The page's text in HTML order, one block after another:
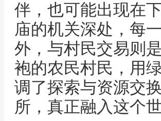
伴，也可能出现在
庙的机关深处，每
外，与村民交易则
袍的农民村民，用
调了探索与资源交
所，真正融入这个